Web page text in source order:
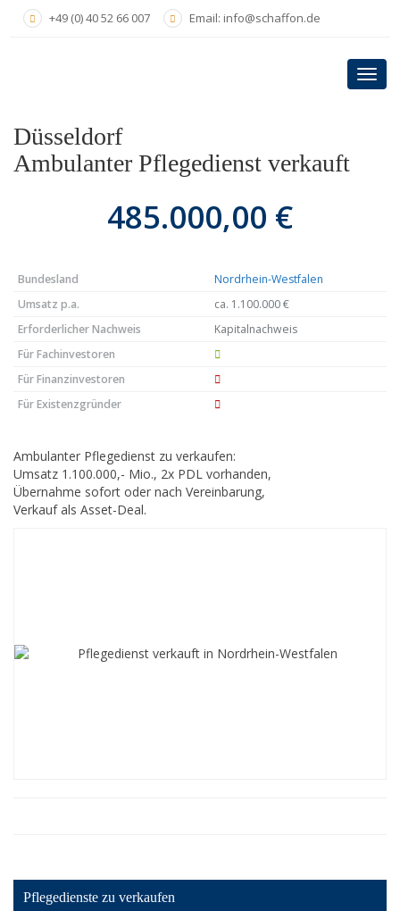
+49 (0) 40 52 66 007 Email: info@schaffon.de
Düsseldorf
Ambulanter Pflegedienst verkauft
485.000,00 €
Bundesland
Nordrhein-Westfalen
Umsatz p.a.
ca. 1.100.000 €
Erforderlicher Nachweis
Kapitalnachweis
Für Fachinvestoren
Für Finanzinvestoren
Für Existenzgründer
Ambulanter Pflegedienst zu verkaufen:
Umsatz 1.100.000,- Mio., 2x PDL vorhanden,
Übernahme sofort oder nach Vereinbarung,
Verkauf als Asset-Deal.
Pflegedienste zu verkaufen